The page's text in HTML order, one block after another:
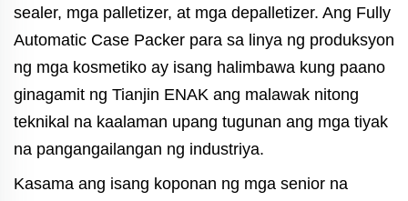
sealer, mga palletizer, at mga depalletizer. Ang Fully
Automatic Case Packer para sa linya ng produksyon
ng mga kosmetiko ay isang halimbawa kung paano
ginagamit ng Tianjin ENAK ang malawak nitong
teknikal na kaalaman upang tugunan ang mga tiyak
na pangangailangan ng industriya.
Kasama ang isang koponan ng mga senior na